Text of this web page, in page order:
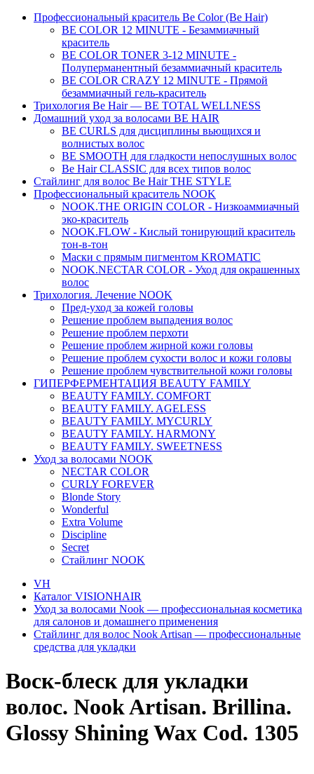
Профессиональный краситель Be Color (Be Hair)
BE COLOR 12 MINUTE - Безаммиачный
краситель
BE COLOR TONER 3-12 MINUTE -
Полуперманентный безаммиачный краситель
BE COLOR CRAZY 12 MINUTE - Прямой
безаммиачный гель-краситель
Трихология Be Hair — BE TOTAL WELLNESS
Домашний уход за волосами BE HAIR
BE CURLS для дисциплины вьющихся и
волнистых волос
BE SMOOTH для гладкости непослушных волос
Be Hair CLASSIC для всех типов волос
Стайлинг для волос Be Hair THE STYLE
Профессиональный краситель NOOK
NOOK.THE ORIGIN COLOR - Низкоаммиачный
эко-краситель
NOOK.FLOW - Кислый тонирующий краситель
тон-в-тон
Маски с прямым пигментом KROMATIC
NOOK.NECTAR COLOR - Уход для окрашенных
волос
Трихология. Лечение NOOK
Пред-уход за кожей головы
Решение проблем выпадения волос
Решение проблем перхоти
Решение проблем жирной кожи головы
Решение проблем сухости волос и кожи головы
Решение проблем чувствительной кожи головы
ГИПЕРФЕРМЕНТАЦИЯ BEAUTY FAMILY
BEAUTY FAMILY. COMFORT
BEAUTY FAMILY. AGELESS
BEAUTY FAMILY. MYCURLY
BEAUTY FAMILY. HARMONY
BEAUTY FAMILY. SWEETNESS
Уход за волосами NOOK
NECTAR COLOR
CURLY FOREVER
Blonde Story
Wonderful
Extra Volume
Discipline
Secret
Стайлинг NOOK
VH
Каталог VISIONHAIR
Уход за волосами Nook — профессиональная косметика
для салонов и домашнего применения
Стайлинг для волос Nook Artisan — профессиональные
средства для укладки
Воск-блеск для укладки
волос. Nook Artisan. Brillina.
Glossy Shining Wax Cod. 1305